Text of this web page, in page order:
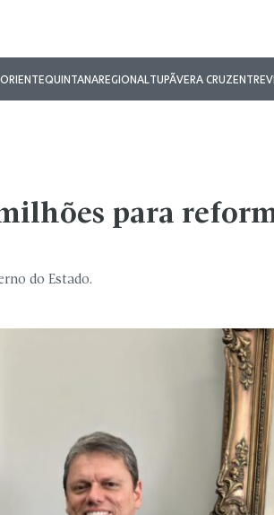
ORIENTEQUINTANAREGIONALTUPÃVERA CRUZ
para
do Estado.